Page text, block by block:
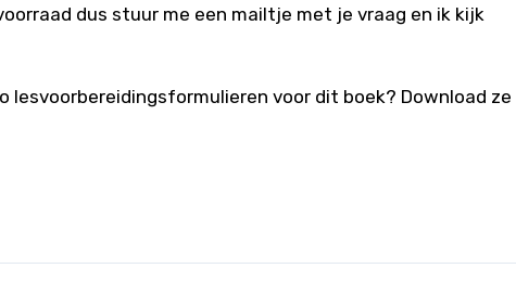
dus stuur me een mailtje met je vraag en ik kijk
lesvoorbereidingsformulieren voor dit boek? Download ze